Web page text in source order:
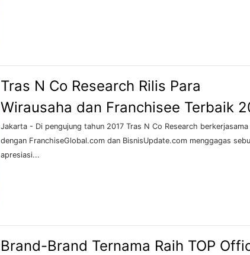
Tras N Co Research Rilis Para
Wirausaha dan Franchisee Terbaik
Jakarta - Di pengujung tahun 2017 Tras N Co Research berkerjasama
dengan FranchiseGlobal.com dan BisnisUpdate.com menggagas
apresiasi...
Brand-Brand Ternama Raih TOP